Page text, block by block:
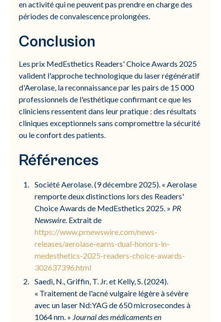
en activité qui ne peuvent pas prendre en charge des
périodes de convalescence prolongées.
Conclusion
Les prix MedEsthetics Readers' Choice Awards 2025
valident l'approche technologique du laser régénératif
d'Aerolase, la reconnaissance par les pairs de 15 000
professionnels de l'esthétique confirmant ce que les
cliniciens ressentent dans leur pratique : des résultats
cliniques exceptionnels sans compromettre la sécurité
ou le confort des patients.
Références
Société Aerolase. (9 décembre 2025). « Aerolase
remporte deux distinctions lors des Readers'
Choice Awards de MedEsthetics 2025. » PR
Newswire. Extrait de
https://www.prnewswire.com/news-
releases/aerolase-earns-dual-honors-in-
medesthetics-2025-readers-choice-awards-
302637396.html
Saedi, N., Griffin, T. Jr. et Kelly, S. (2024).
« Traitement de l'acné vulgaire légère à sévère
avec un laser Nd:YAG de 650 microsecondes à
1064 nm. » Journal des médicaments en